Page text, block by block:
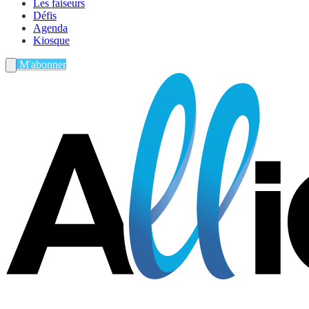
Les faiseurs
Défis
Agenda
Kiosque
M'abonner